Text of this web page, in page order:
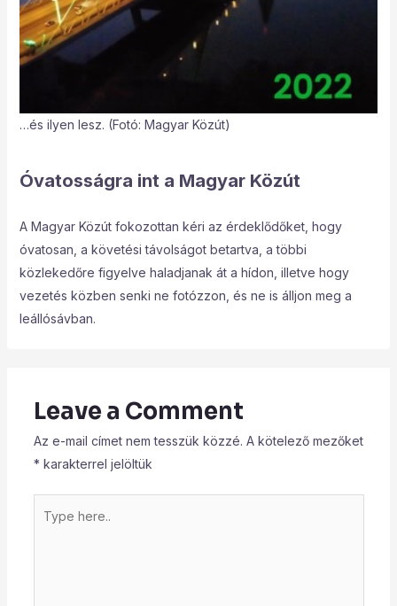
…és ilyen lesz. (Fotó: Magyar Közút)
Óvatosságra int a Magyar Közút
A Magyar Közút fokozottan kéri az érdeklődőket, hogy
óvatosan, a követési távolságot betartva, a többi
közlekedőre figyelve haladjanak át a hídon, illetve hogy
vezetés közben senki ne fotózzon, és ne is álljon meg a
leállósávban.
Leave a Comment
Az e-mail címet nem tesszük közzé. A kötelező mezőket
* karakterrel jelöltük
here..